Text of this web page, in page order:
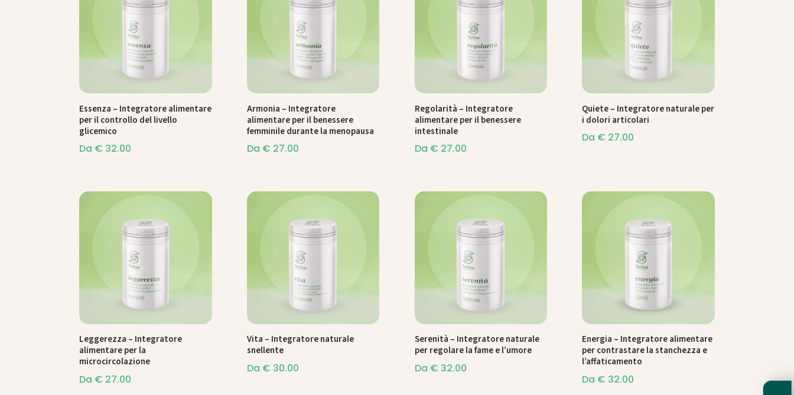
Essenza – Integratore alimentare
per il controllo del livello
glicemico
Da € 32.00
Armonia – Integratore
alimentare per il benessere
femminile durante la menopausa
Da € 27.00
Regolarità – Integratore
alimentare per il benessere
intestinale
Da € 27.00
Quiete – Integratore naturale per
i dolori articolari
Da € 27.00
Leggerezza – Integratore
alimentare per la
microcircolazione
Da € 27.00
Vita – Integratore naturale
snellente
Da € 30.00
Serenità – Integratore naturale
per regolare la fame e l’umore
Da € 32.00
Energia – Integratore alimentare
per contrastare la stanchezza e
l’affaticamento
Da € 32.00